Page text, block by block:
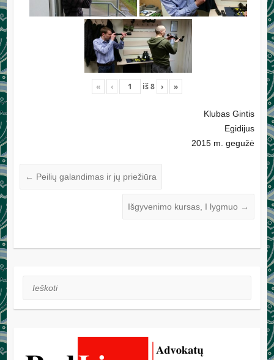
« ‹ iš8 › »
Klubas Gintis
Egidijus
2015 m. gegužė
← Peilių galandimas ir jų priežiūra
Išgyvenimo kursas, I lygmuo →
Ieškoti